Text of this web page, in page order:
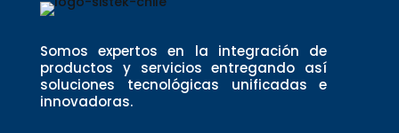
Somos expertos en la integración de
productos y servicios entregando así
soluciones tecnológicas unificadas e
innovadoras.